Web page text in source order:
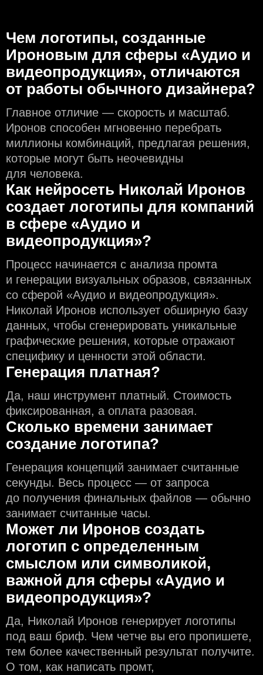
Чем логотипы, созданные
Ироновым для сферы «Аудио и
видеопродукция», отличаются
от работы обычного дизайнера?
Главное отличие — скорость и масштаб.
Иронов способен мгновенно перебрать
миллионы комбинаций, предлагая решения,
которые могут быть неочевидны
для человека.
Как нейросеть Николай Иронов
создаeт логотипы для компаний
в сфере «Аудио и
видеопродукция»?
Процесс начинается с анализа промта
и генерации визуальных образов, связанных
со сферой «Аудио и видеопродукция».
Николай Иронов использует обширную базу
данных, чтобы сгенерировать уникальные
графические решения, которые отражают
специфику и ценности этой области.
Генерация платная?
Да, наш инструмент платный. Стоимость
фиксированная, а оплата разовая.
Сколько времени занимает
создание логотипа?
Генерация концепций занимает считанные
секунды. Весь процесс — от запроса
до получения финальных файлов — обычно
занимает считанные часы.
Может ли Иронов создать
логотип с определeнным
смыслом или символикой,
важной для сферы «Аудио и
видеопродукция»?
Да, Николай Иронов генерирует логотипы
под ваш бриф. Чем чeтче вы его пропишете,
тем более качественный результат получите.
О том, как написать промт,